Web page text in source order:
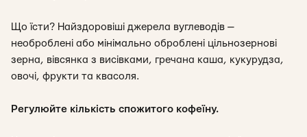
Що їсти? Найздоровіші джерела вуглеводів —
необроблені або мінімально оброблені цільнозернові
зерна, вівсянка з висівками, гречана каша, кукурудза,
овочі, фрукти та квасоля.
Регулюйте кількість спожитого кофеїну.